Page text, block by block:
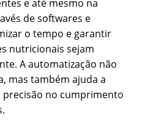
e até mesmo na
de softwares e
o tempo e garantir
nutricionais sejam
A automatização não
mas também ajuda a
precisão no cumprimento